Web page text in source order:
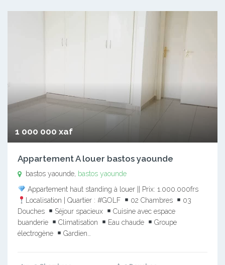
1 000 000 xaf
Appartement A louer bastos yaounde
bastos yaounde, bastos yaounde
Appartement haut standing à louer || Prix: 1.000.000frs
Localisation | Quartier : #GOLF
02 Chambres
03
Douches
Séjour spacieux
Cuisine avec espace
buanderie
Climatisation Eau chaude
Groupe
électrogène
Gardien…